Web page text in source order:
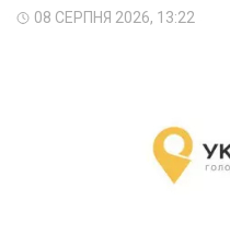
08 СЕРПНЯ 2026, 13:22